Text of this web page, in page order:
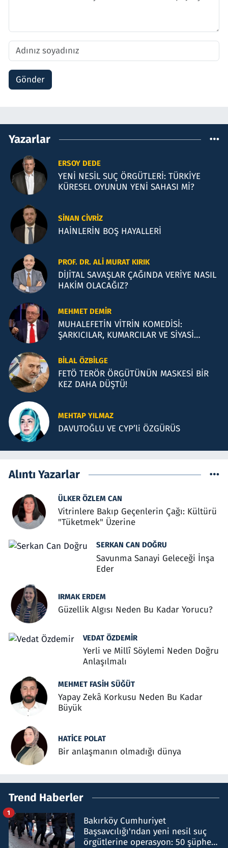
Gönder
Yazarlar
ERSOY DEDE
YENİ NESİL SUÇ ÖRGÜTLERİ: TÜRKİYE
KÜRESEL OYUNUN YENİ SAHASI Mİ?
SINAN CIVRIZ
HAİNLERİN BOŞ HAYALLERİ
PROF. DR. ALI MURAT KIRIK
DİJİTAL SAVAŞLAR ÇAĞINDA VERİYE NASIL
HAKİM OLACAĞIZ?
MEHMET DEMIR
MUHALEFETİN VİTRİN KOMEDİSİ:
ŞARKICILAR, KUMARCILAR VE SİYASİ
BILAL ÖZBILGE
FETÖ TERÖR ÖRGÜTÜNÜN MASKESİ BİR
KEZ DAHA DÜŞTÜ!
MEHTAP YILMAZ
DAVUTOĞLU VE CYP’li ÖZGÜRÜS
Alıntı Yazarlar
ÜLKER ÖZLEM CAN
Vitrinlere Bakıp Geçenlerin Çağı: Kültürü
"Tüketmek" Üzerine
SERKAN CAN DOĞRU
Savunma Sanayi Geleceği İnşa
Eder
IRMAK ERDEM
Güzellik Algısı Neden Bu Kadar Yorucu?
VEDAT ÖZDEMIR
Yerli ve Millî Söylemi Neden Doğru
Anlaşılmalı
MEHMET FASIH SÜĞÜT
Yapay Zekâ Korkusu Neden Bu Kadar
Büyük
HATICE POLAT
Bir anlaşmanın olmadığı dünya
Trend Haberler
Bakırköy Cumhuriyet
Başsavcılığı'ndan yeni nesil suç
örgütlerine operasyon: 50 şüpheli
1